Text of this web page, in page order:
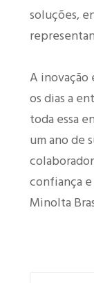
soluções,
A inovação
os dias a
toda essa
um ano de
confiança
Minolta